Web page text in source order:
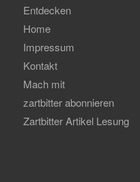
Entdecken
Home
Impressum
Kontakt
Mach mit
zartbitter abonnieren
Zartbitter Artikel Lesung